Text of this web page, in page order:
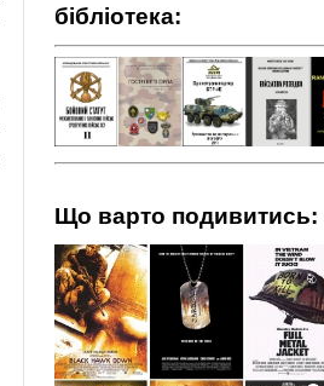
бібліотека:
Що варто подивитись: